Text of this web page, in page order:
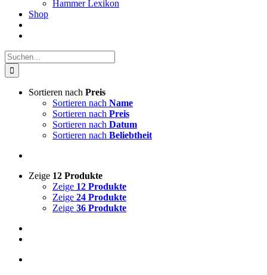
Hammer Lexikon
Shop
Suche
nach:
Sortieren nach Preis
Sortieren nach Name
Sortieren nach Preis
Sortieren nach Datum
Sortieren nach Beliebtheit
Zeige 12 Produkte
Zeige 12 Produkte
Zeige 24 Produkte
Zeige 36 Produkte